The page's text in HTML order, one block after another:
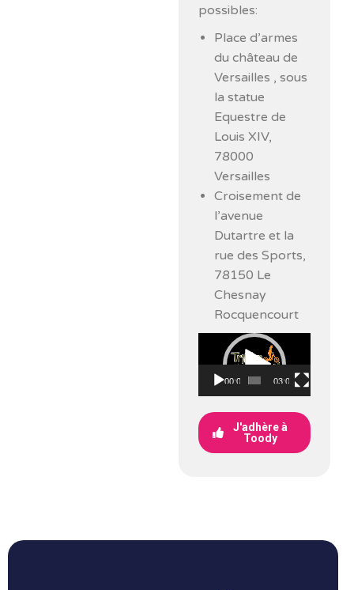
possibles:
Place d’armes
du château de
Versailles , sous
la statue
Equestre de
Louis XIV,
78000
Versailles
Croisement de
l’avenue
Dutartre et la
rue des Sports,
78150 Le
Chesnay
Rocquencourt
Lecteur
vidéo
00:00 03:01
J'adhère à
Toody